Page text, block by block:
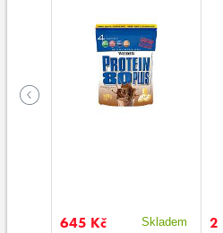
645 Kč Skladem 2